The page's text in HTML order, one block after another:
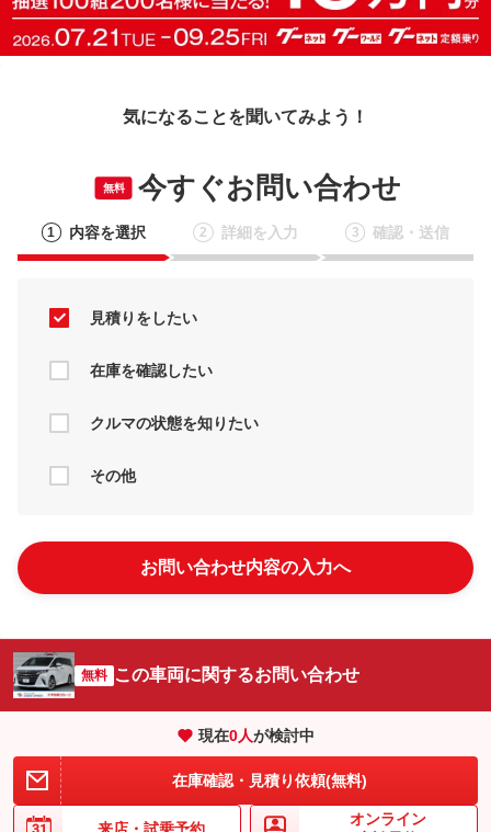
気になることを聞いてみよう！
無料 今すぐお問い合わせ
1 内容を選択 2 詳細を入力 3 確認・送信
見積りをしたい
在庫を確認したい
クルマの状態を知りたい
その他
お問い合わせ内容の入力へ
無料 この車両に関するお問い合わせ
現在0人が検討中
在庫確認・見積り依頼(無料)
オンライン